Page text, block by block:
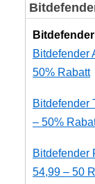
Bitdefender
50% Rabatt
Bitdefender
– 50%
Bitdefender
54,99 – 50